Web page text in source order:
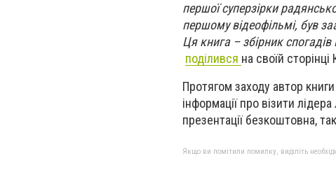
першої суперзірки
першому відеофільмі, був
Ця книга – збірник спогадів
поділився на своїй
Протягом заходу автор
інформації про візити
презентації безкоштовна,
Якщо ви помітили помилку, виділіть